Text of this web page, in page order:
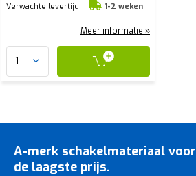
Verwachte levertijd:
1-2 weken
Meer informatie »
A-merk schakelmateriaal voor
de laagste prijs.